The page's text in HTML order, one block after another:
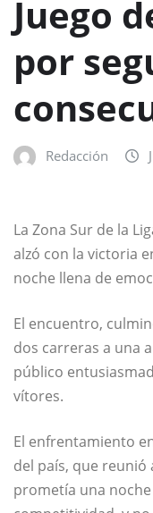
Juego
por
Redacción
La Zona Sur de la
alzó con la victoria
noche llena de
El encuentro,
dos carreras a una
público
vítores.
El enfrentamiento
del país, que reunió
prometía una